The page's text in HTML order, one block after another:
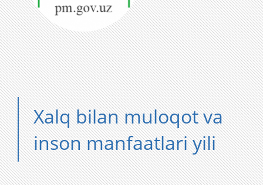
Xalq bilan muloqot va
inson manfaatlari yili